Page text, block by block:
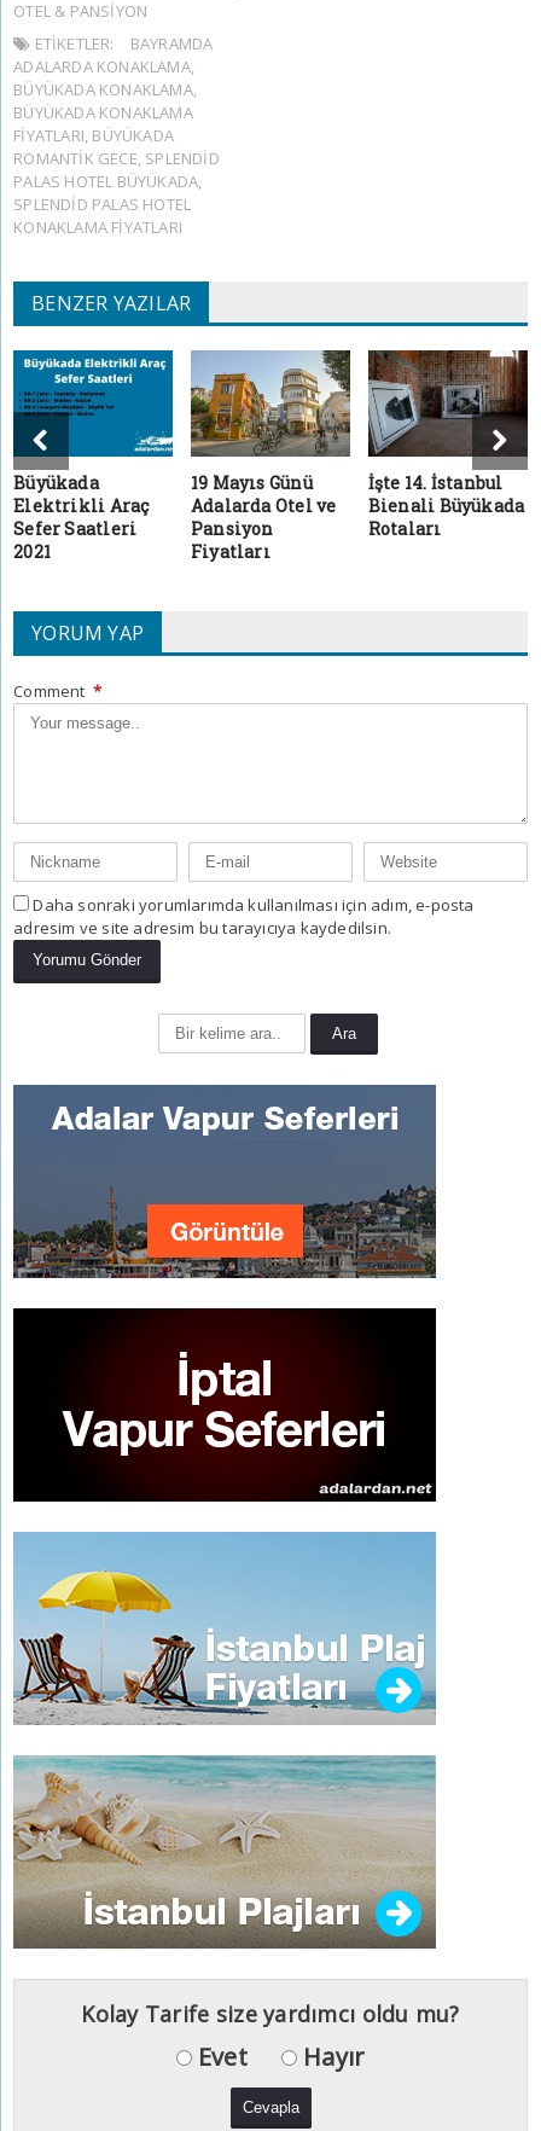
OTEL & PANSIYON
ETIKETLER:
BAYRAMDA
ADALARDA KONAKLAMA,
BÜYÜKADA KONAKLAMA,
BÜYÜKADA KONAKLAMA
FIYATLARI, BÜYÜKADA
ROMANTIK GECE, SPLENDID
PALAS HOTEL BÜYÜKADA,
SPLENDID PALAS HOTEL
KONAKLAMA FIYATLARI
BENZER YAZILAR
Büyükada
Elektrikli Araç
Sefer Saatleri
2021
19 Mayıs Günü
Adalarda Otel ve
Pansiyon
Fiyatları
İşte 14. İstanbul
Bienali Büyükada
Rotaları
YORUM YAP
Comment *
Daha sonraki yorumlarımda kullanılması için adım, e-posta
adresim ve site adresim bu tarayıcıya kaydedilsin.
Kolay Tarife size yardımcı oldu mu?
Evet Hayır